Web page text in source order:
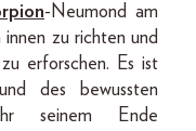
-Neumond am
zu richten und
erforschen. Es ist
des bewussten
seinem Ende